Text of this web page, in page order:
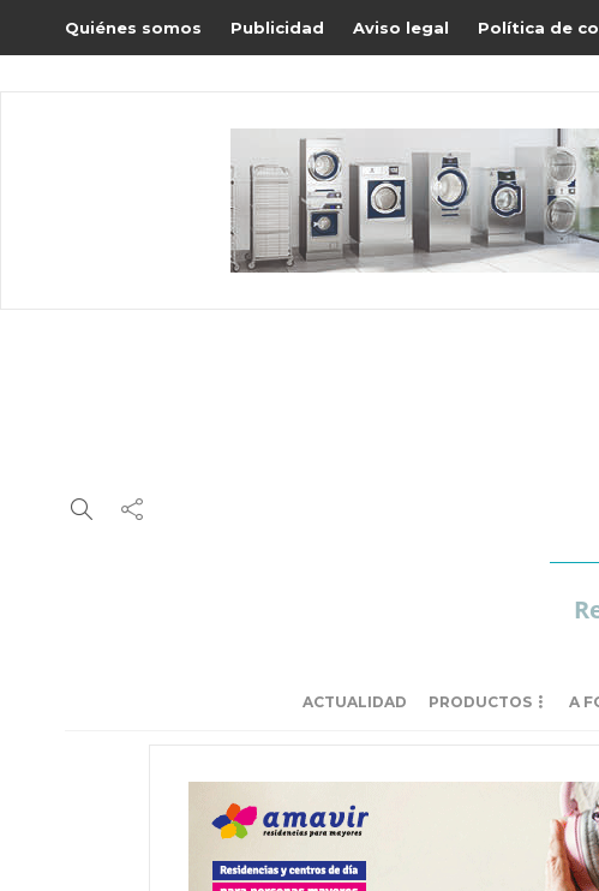
Quiénes somos Publicidad Aviso legal Política de
ACTUALIDAD PRODUCTOS A